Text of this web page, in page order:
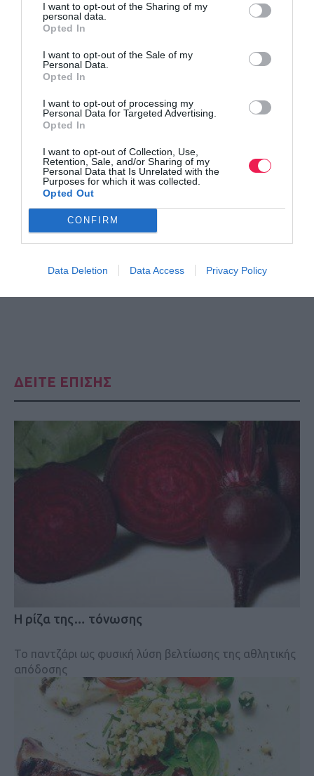
I want to opt-out of the Sharing of my
personal data.
Opted In
I want to opt-out of the Sale of my
Personal Data.
Opted In
I want to opt-out of processing my
Personal Data for Targeted Advertising.
Opted In
I want to opt-out of Collection, Use,
Retention, Sale, and/or Sharing of my
Personal Data that Is Unrelated with the
Purposes for which it was collected.
Opted Out
CONFIRM
Data Deletion Data Access Privacy Policy
Ακολουθήστε τοRunnermagazine σε Instagram,
Facebookκαι
ΔΕΙΤΕ ΕΠΙΣΗΣ
Η ρίζα της… τόνωσης
Το παντζάρι ως φυσική λύση βελτίωσης της αθλητικής
απόδοσης